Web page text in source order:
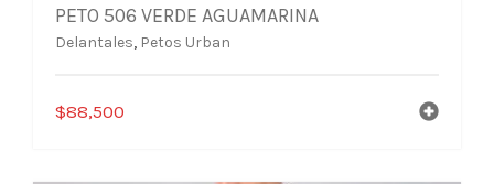
PETO 506 VERDE AGUAMARINA
Delantales, Petos Urban
$88,500